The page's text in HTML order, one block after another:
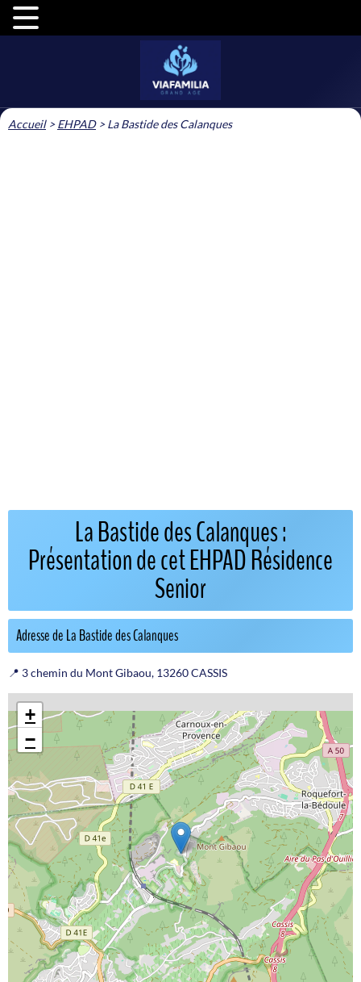
Accueil>EHPAD>La Bastide des Calanques
La Bastide des Calanques :
Présentation de cet EHPAD Résidence
Senior
Adresse de La Bastide des Calanques
📍 3 chemin du Mont Gibaou, 13260 CASSIS
+
−